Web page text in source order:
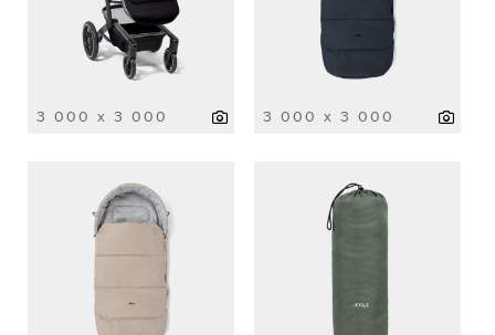
3 000 x 3 000 3 000 x 3 000